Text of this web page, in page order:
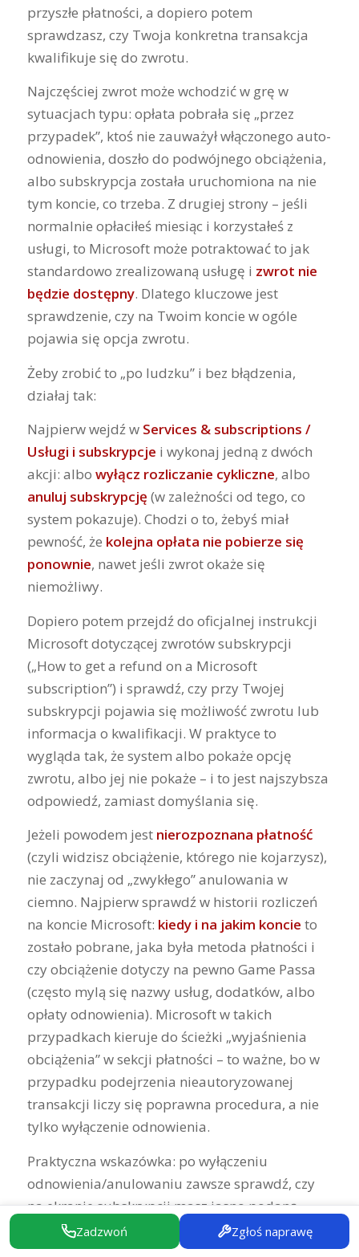
przyszłe płatności, a dopiero potem
sprawdzasz, czy Twoja konkretna transakcja
kwalifikuje się do zwrotu.
Najczęściej zwrot może wchodzić w grę w
sytuacjach typu: opłata pobrała się „przez
przypadek”, ktoś nie zauważył włączonego auto-
odnowienia, doszło do podwójnego obciążenia,
albo subskrypcja została uruchomiona na nie
tym koncie, co trzeba. Z drugiej strony – jeśli
normalnie opłaciłeś miesiąc i korzystałeś z
usługi, to Microsoft może potraktować to jak
standardowo zrealizowaną usługę i zwrot nie
będzie dostępny. Dlatego kluczowe jest
sprawdzenie, czy na Twoim koncie w ogóle
pojawia się opcja zwrotu.
Żeby zrobić to „po ludzku” i bez błądzenia,
działaj tak:
Najpierw wejdź w Services & subscriptions /
Usługi i subskrypcje i wykonaj jedną z dwóch
akcji: albo wyłącz rozliczanie cykliczne, albo
anuluj subskrypcję (w zależności od tego, co
system pokazuje). Chodzi o to, żebyś miał
pewność, że kolejna opłata nie pobierze się
ponownie, nawet jeśli zwrot okaże się
niemożliwy.
Dopiero potem przejdź do oficjalnej instrukcji
Microsoft dotyczącej zwrotów subskrypcji
(„How to get a refund on a Microsoft
subscription”) i sprawdź, czy przy Twojej
subskrypcji pojawia się możliwość zwrotu lub
informacja o kwalifikacji. W praktyce to
wygląda tak, że system albo pokaże opcję
zwrotu, albo jej nie pokaże – i to jest najszybsza
odpowiedź, zamiast domyślania się.
Jeżeli powodem jest nierozpoznana płatność
(czyli widzisz obciążenie, którego nie kojarzysz),
nie zaczynaj od „zwykłego” anulowania w
ciemno. Najpierw sprawdź w historii rozliczeń
na koncie Microsoft: kiedy i na jakim koncie to
zostało pobrane, jaka była metoda płatności i
czy obciążenie dotyczy na pewno Game Passa
(często mylą się nazwy usług, dodatków, albo
opłaty odnowienia). Microsoft w takich
przypadkach kieruje do ścieżki „wyjaśnienia
obciążenia” w sekcji płatności – to ważne, bo w
przypadku podejrzenia nieautoryzowanej
transakcji liczy się poprawna procedura, a nie
tylko wyłączenie odnowienia.
Praktyczna wskazówka: po wyłączeniu
odnowienia/anulowaniu zawsze sprawdź, czy
na ekranie subskrypcji masz jasno podaną
informacjędo kiedy obowiązuje dostęp. To
daje Ci pewność, że nawet jeśli zwrotu nie
Zadzwoń Zgłoś naprawę